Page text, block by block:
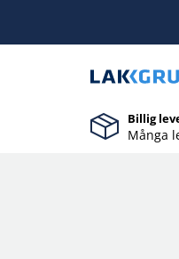
Billig
Många